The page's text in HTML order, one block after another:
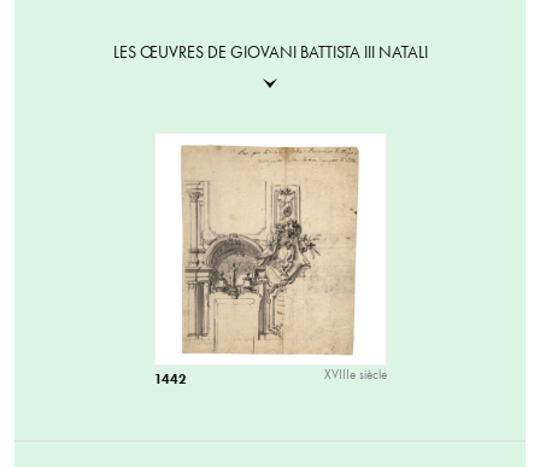
LES ŒUVRES DE GIOVANI BATTISTA III NATALI
1442 XVIIIe siècle